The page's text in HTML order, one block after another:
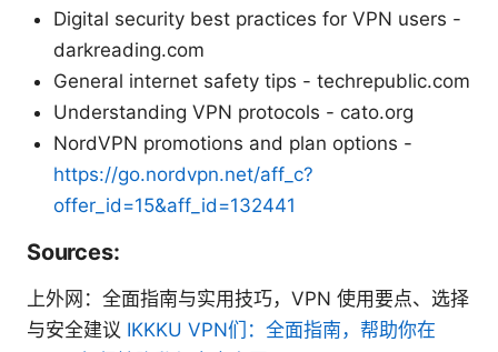
Digital security best practices for VPN users -
darkreading.com
General internet safety tips - techrepublic.com
Understanding VPN protocols - cato.org
NordVPN promotions and plan options -
https://go.nordvpn.net/aff_c?
offer_id=15&aff_id=132441
Sources:
上外网：全面指南与实用技巧，VPN 使用要点、选择
与安全建议 IKKKU VPN们：全面指南，帮助你在